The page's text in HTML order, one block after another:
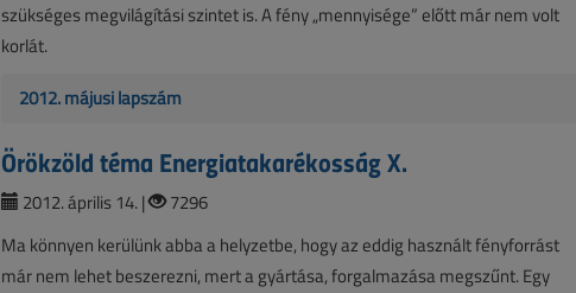
szükséges megvilágítási szintet is. A fény „mennyisége” előtt már nem volt
korlát.
2012. májusi lapszám
Örökzöld téma Energiatakarékosság X.
2012. április 14. |
7296
Ma könnyen kerülünk abba a helyzetbe, hogy az eddig használt fényforrást
már nem lehet beszerezni, mert a gyártása, forgalmazása megszűnt. Egy